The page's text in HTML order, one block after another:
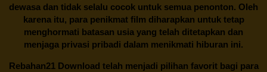
dewasa dan tidak selalu cocok untuk semua penonton. Oleh
karena itu, para penikmat film diharapkan untuk tetap
menghormati batasan usia yang telah ditetapkan dan
menjaga privasi pribadi dalam menikmati hiburan ini.
Rebahan21Download telah menjadi pilihan favorit bagi para